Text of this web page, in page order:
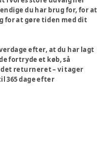
du har brug for, for at
for at gøre tiden med dit
efter, at du har lagt
fortryde et køb, så
det returneret – vi tager
365 dage efter